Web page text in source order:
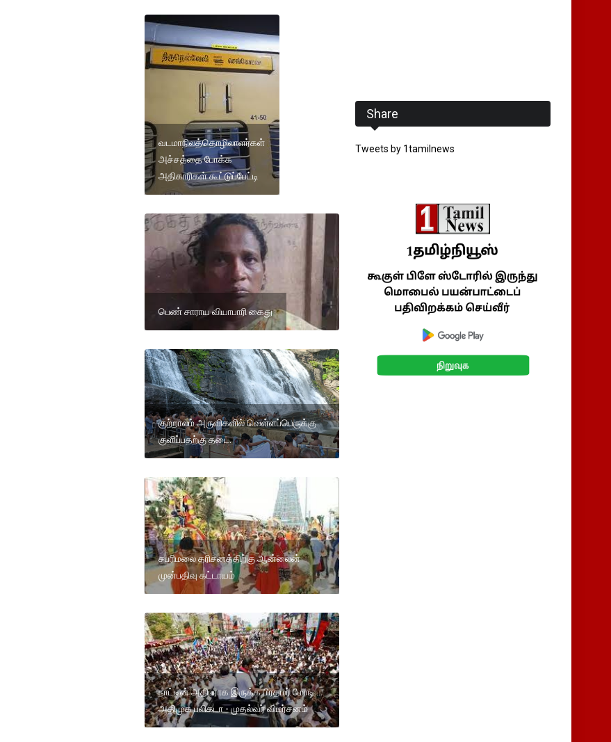
வடமாநிலத்தொழிலாளர்கள்
அச்சத்தை போக்க
அதிகாரிகள் கூட்டுப்பேட்டி
பெண் சாராய வியாபாரி கைது
குற்றாலம் அருவிகளில் வெள்ளப்பெருக்கு
குளிப்பதற்கு தடை.
சபரிமலை தரிசனத்திற்கு ஆன்லைன்
முன்பதிவு கட்டாயம்
நாட்டின் அதிபராக இருக்க பிரதமர் மோடி....
அதிமுக பலிகடா - முதல்வர் விமர்சனம்
Share
Tweets by 1tamilnews